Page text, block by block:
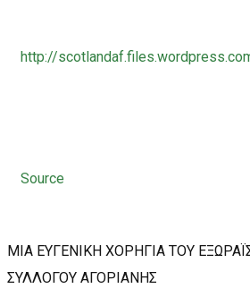
http://
Source
ΜΙΑ ΕΥΓΕΝΙΚΗ ΧΟΡΗΓΙΑ ΤΟΥ
ΣΥΛΛΟΓΟΥ ΑΓΟΡΙΑΝΗΣ